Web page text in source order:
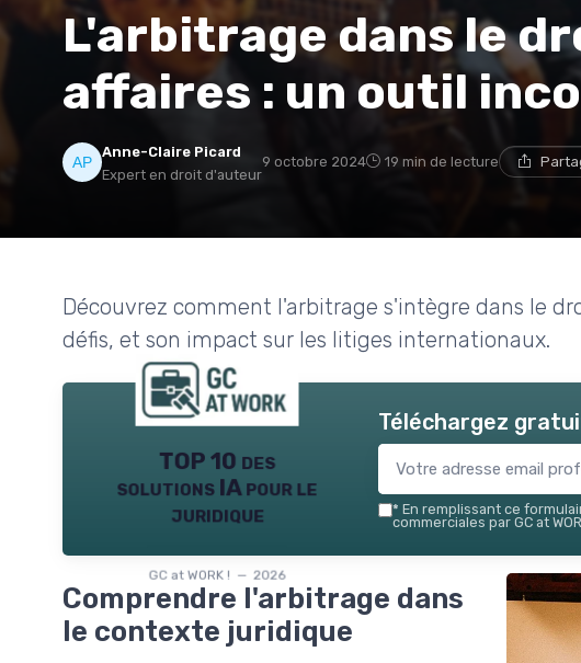
L'arbitrage dans le
affaires : un outil
Anne-Claire Picard
Expert en droit d'auteur
9 octobre 2024 19 min de lecture
Découvrez comment l'arbitrage s'intègre dans le
défis, et son impact sur les litiges internationaux.
TOP 10 des
solutions IA pour le
juridique
GC at WORK ! — 2026
Téléchargez
* En remplissant ce
commerciales par GC at
Comprendre l'arbitrage dans
le contexte juridique